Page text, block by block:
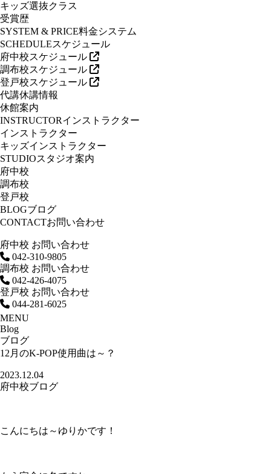
キッズ選抜クラス
受賞歴
SYSTEM & PRICE料金システム
SCHEDULEスケジュール
府中校スケジュール
調布校スケジュール
登戸校スケジュール
代講休講情報
休館案内
INSTRUCTORインストラクター
インストラクター
キッズインストラクター
STUDIOスタジオ案内
府中校
調布校
登戸校
BLOGブログ
CONTACTお問い合わせ
府中校 お問い合わせ
042-310-9805
調布校 お問い合わせ
042-426-4075
登戸校 お問い合わせ
044-281-6025
MENU
Blog
ブログ
12月のK-POP使用曲は～？
2023.12.04
府中校ブログ
こんにちは～ゆりかです！